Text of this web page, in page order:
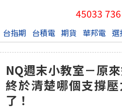
45033 736
台指期 台積電 期貨 華邦電 選
NQ週末小教室－原
終於清楚哪個支撐
了！